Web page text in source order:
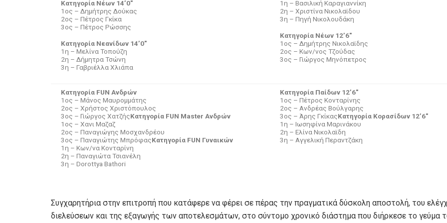
Κατηγορία Νέων 14’0″
1ος – Δημήτρης Δούκας
2ος – Πέτρος Γκίκα
3ος – Πέτρος Ρώσσης
Κατηγορία Νεανίδων 14’0″
1η – Μελίνα Τοπούζη
2η – Δήμητρα Τσώνη
3η – Γαβριέλλα Χλιάπα
1η – Βασιλική Καραγιαννίκη
2η – Χριστίνα Νικολαϊδου
3η – Πηγή Νικολουδάκη
Κατηγορία Νέων 12’6″
1ος – Δημήτρης Νικολαϊδης
2ος – Κων/νος Τζούδας
3ος – Γιώργος Μηνόπετρος
Κατηγορία FUN Ανδρών
1ος – Μάνος Μαυρομμάτης
2ος – Χρήστος Χριστόπουλος
3ος – Γιώργος ΧατζήςΚατηγορία FUN Master Ανδρών
1ος – Χανι Μαζαζ
2ος – Παναγιώγης Μοσχανδρέου
3ος – Παναγιώτης ΜπρόφαςΚατηγορία FUN Γυναικών
1η – Κων/να Κονταρίνη
2η – Παναγιώτα Τσιανέλη
3η – Dorottya Bathori
Κατηγορία Παίδων 12’6″
1ος – Πέτρος Κονταρίνης
2ος – Ανδρέας Βούλγαρης
3ος – Άρης ΓκίκαςΚατηγορία Κορασίδων 12’6″
1η – Ιωσηφίνα Μαρινάκου
2η – Ελίνα Νικολαϊδη
3η – Αγγελική Περαντζάκη
Συγχαρητήρια στην επιτροπή που κατάφερε να φέρει σε πέρας την πραγματικά δύσκολη αποστολή, του
διελεύσεων και της εξαγωγής των αποτελεσμάτων, στο σύντομο χρονικό διάστημα που διήρκεσε το γεύμα